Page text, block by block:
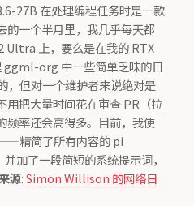
27B 在处理编程任务时是一款
的一个半月里，我几乎每天都
Ultra 上，要么是在我的 RTX
ggml-org 中一些简单乏味的日
但对一个维护者来说绝对是
用把大量时间花在审查 PR（拉
频率还会高得多。目前，我使
精简了所有内容的 pi
了一段简短的系统提示词，
源:Simon Willison 的网络日